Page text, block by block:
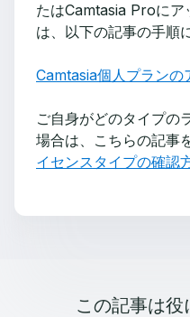
たはCamtasia Proにア
は、以下の記事の手順
Camtasia個人プランの
ご自身がどのタイプの
場合は、こちらの記事
イセンスタイプの確認
この記事は役